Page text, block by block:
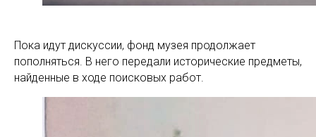
Пока идут дискуссии, фонд музея продолжает
пополняться. В него передали исторические предметы,
найденные в ходе поисковых работ.